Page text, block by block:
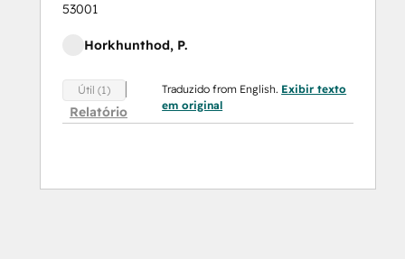
53001
Horkhunthod, P.
Útil (1)
Relatório
Traduzido from English. Exibir texto
em original